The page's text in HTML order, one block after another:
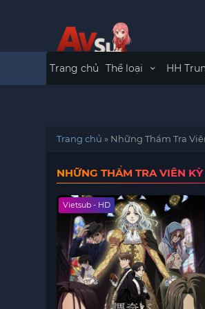
Trang chủ Thể loại HH
Trang chủ » Những Thẩm Tra
NHỮNG THẨM TRA VIÊN KỲ
Vietsub - HD